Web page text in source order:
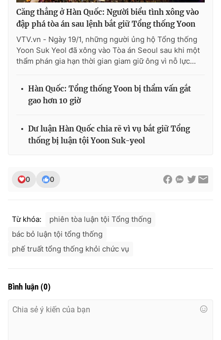
Căng thẳng ở Hàn Quốc: Người biểu tình xông vào
đập phá tòa án sau lệnh bắt giữ Tổng thống Yoon
VTV.vn - Ngày 19/1, những người ủng hộ Tổng thống
Yoon Suk Yeol đã xông vào Tòa án Seoul sau khi một
thẩm phán gia hạn thời gian giam giữ ông vì nỗ lực...
Hàn Quốc: Tổng thống Yoon bị thẩm vấn gắt
gao hơn 10 giờ
Dư luận Hàn Quốc chia rẽ vì vụ bắt giữ Tổng
thống bị luận tội Yoon Suk-yeol
0 0
Từ khóa:
phiên tòa luận tội Tổng thống
bác bỏ luận tội tổng thống
phế truất tổng thống khỏi chức vụ
Bình luận (0)